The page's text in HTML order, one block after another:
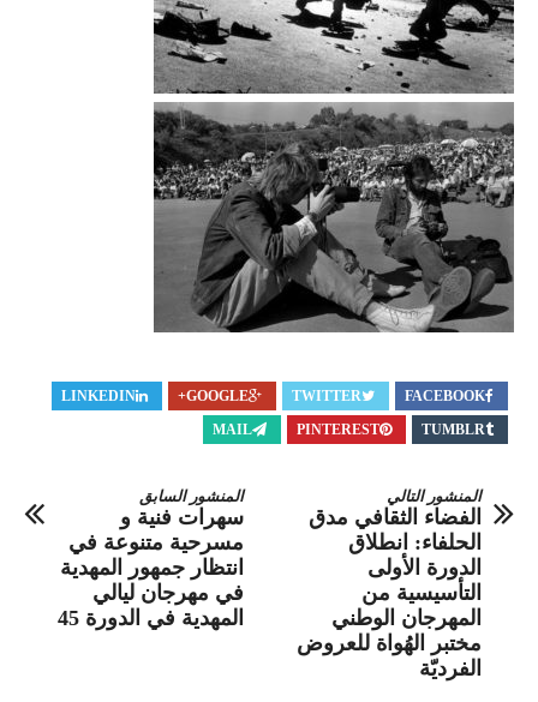
FACEBOOK
TWITTER
GOOGLE+
LINKEDIN
TUMBLR
PINTEREST
MAIL
المنشور السابق
سهرات فنية و
مسرحية متنوعة في
انتظار جمهور المهدية
في مهرجان ليالي
المهدية في الدورة 45
المنشور التالي
الفضاء الثقافي مدق
الحلفاء: انطلاق
الدورة الأولى
التأسيسية من
المهرجان الوطني
مختبر الهُواة للعروض
الفرديّة